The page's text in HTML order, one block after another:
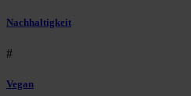
Nachhaltigkeit
#
Vegan